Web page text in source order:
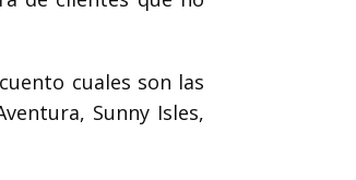
cuales son las
Sunny Isles,